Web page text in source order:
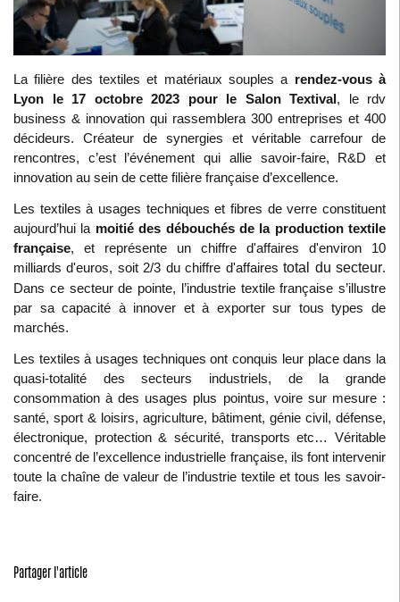
La filière des textiles et matériaux souples a rendez-vous à
Lyon le 17 octobre 2023 pour le Salon Textival, le rdv
business & innovation qui rassemblera 300 entreprises et 400
décideurs. Créateur de synergies et véritable carrefour de
rencontres, c’est l’événement qui allie savoir-faire, R&D et
innovation au sein de cette filière française d’excellence.
Les textiles à usages techniques et fibres de verre constituent
aujourd’hui la moitié des débouchés de la production textile
française, et représente un chiffre d'affaires d'environ 10
milliards d'euros, soit 2/3 du chiffre d'affaires total du secteur.
Dans ce secteur de pointe, l’industrie textile française s’illustre
par sa capacité à innover et à exporter sur tous types de
marchés.
Les textiles à usages techniques ont conquis leur place dans la
quasi-totalité des secteurs industriels, de la grande
consommation à des usages plus pointus, voire sur mesure :
santé, sport & loisirs, agriculture, bâtiment, génie civil, défense,
électronique, protection & sécurité, transports etc… Véritable
concentré de l’excellence industrielle française, ils font intervenir
toute la chaîne de valeur de l’industrie textile et tous les savoir-
faire.
Partager l'article